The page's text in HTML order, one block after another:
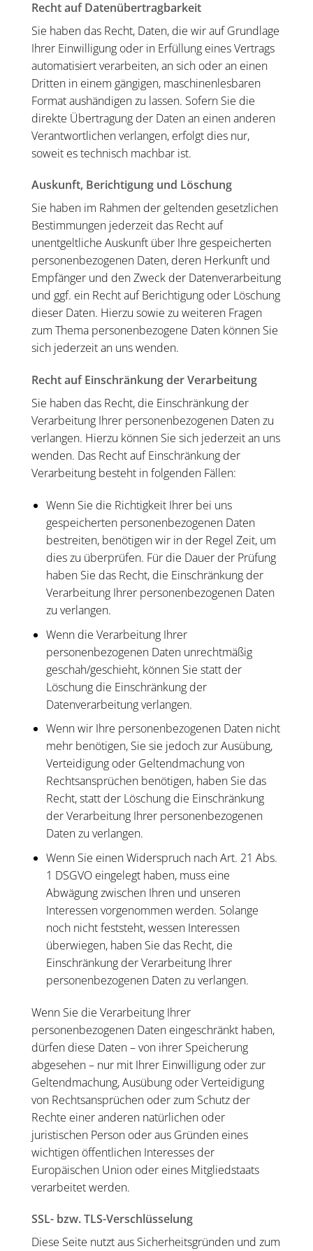
Recht auf Daten­übertrag­barkeit
Sie haben das Recht, Daten, die wir auf Grundlage
Ihrer Einwilligung oder in Erfüllung eines Vertrags
automatisiert verarbeiten, an sich oder an einen
Dritten in einem gängigen, maschinenlesbaren
Format aushändigen zu lassen. Sofern Sie die
direkte Übertragung der Daten an einen anderen
Verantwortlichen verlangen, erfolgt dies nur,
soweit es technisch machbar ist.
Auskunft, Berichtigung und Löschung
Sie haben im Rahmen der geltenden gesetzlichen
Bestimmungen jederzeit das Recht auf
unentgeltliche Auskunft über Ihre gespeicherten
personenbezogenen Daten, deren Herkunft und
Empfänger und den Zweck der Datenverarbeitung
und ggf. ein Recht auf Berichtigung oder Löschung
dieser Daten. Hierzu sowie zu weiteren Fragen
zum Thema personenbezogene Daten können Sie
sich jederzeit an uns wenden.
Recht auf Einschränkung der Verarbeitung
Sie haben das Recht, die Einschränkung der
Verarbeitung Ihrer personenbezogenen Daten zu
verlangen. Hierzu können Sie sich jederzeit an uns
wenden. Das Recht auf Einschränkung der
Verarbeitung besteht in folgenden Fällen:
Wenn Sie die Richtigkeit Ihrer bei uns
gespeicherten personenbezogenen Daten
bestreiten, benötigen wir in der Regel Zeit, um
dies zu überprüfen. Für die Dauer der Prüfung
haben Sie das Recht, die Einschränkung der
Verarbeitung Ihrer personenbezogenen Daten
zu verlangen.
Wenn die Verarbeitung Ihrer
personenbezogenen Daten unrechtmäßig
geschah/geschieht, können Sie statt der
Löschung die Einschränkung der
Datenverarbeitung verlangen.
Wenn wir Ihre personenbezogenen Daten nicht
mehr benötigen, Sie sie jedoch zur Ausübung,
Verteidigung oder Geltendmachung von
Rechtsansprüchen benötigen, haben Sie das
Recht, statt der Löschung die Einschränkung
der Verarbeitung Ihrer personenbezogenen
Daten zu verlangen.
Wenn Sie einen Widerspruch nach Art. 21 Abs.
1 DSGVO eingelegt haben, muss eine
Abwägung zwischen Ihren und unseren
Interessen vorgenommen werden. Solange
noch nicht feststeht, wessen Interessen
überwiegen, haben Sie das Recht, die
Einschränkung der Verarbeitung Ihrer
personenbezogenen Daten zu verlangen.
Wenn Sie die Verarbeitung Ihrer
personenbezogenen Daten eingeschränkt haben,
dürfen diese Daten – von ihrer Speicherung
abgesehen – nur mit Ihrer Einwilligung oder zur
Geltendmachung, Ausübung oder Verteidigung
von Rechtsansprüchen oder zum Schutz der
Rechte einer anderen natürlichen oder
juristischen Person oder aus Gründen eines
wichtigen öffentlichen Interesses der
Europäischen Union oder eines Mitgliedstaats
verarbeitet werden.
SSL- bzw. TLS-Verschlüsselung
Diese Seite nutzt aus Sicherheitsgründen und zum